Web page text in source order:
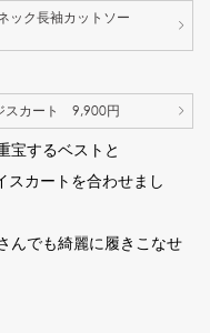
ック長袖カットソー
スカート 9,900円
宝するベストと
スカートを合わせまし
んでも綺麗に履きこなせ